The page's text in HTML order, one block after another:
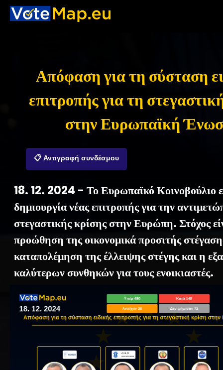
Απόφαση για τη σύσταση
επιτροπής για τη
στην Ευρωπαϊκή
📋 Αντιγραφή συνδέσμου
18. 12. 2024 - Το Ευρωπαϊκό Κοινοβούλιο
δημιουργία νέας επιτροπής για την
στεγαστικής κρίσης στην Ευρώπη. Στόχος
προώθηση της οικονομικά προσιτής
καταπολέμηση της έλλειψης στέγης και η
καλύτερων συνθηκών για τους ενοικιαστές.